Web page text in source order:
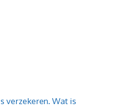
verzekeren. Wat is